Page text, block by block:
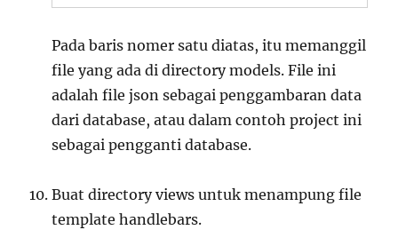
Pada baris nomer satu diatas, itu memanggil
file yang ada di directory models. File ini
adalah file json sebagai penggambaran data
dari database, atau dalam contoh project ini
sebagai pengganti database.
Buat directory views untuk menampung file
template handlebars.